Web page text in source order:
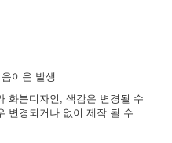
이온 발생
화분디자인, 색감은 변경될 수
변경되거나 없이 제작 될 수